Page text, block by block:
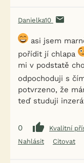
Danielka10
asi jsem
pořídit jí chlapa
mi v podstatě
odpochoduji s
potvrzeno, že
teď studuji
0
Kvalitní
Nahlásit
Citovat